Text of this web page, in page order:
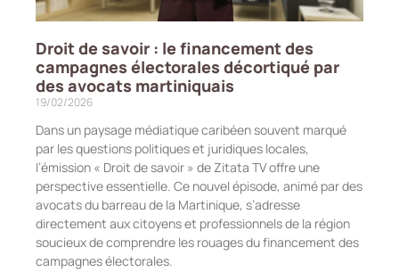
Droit de savoir : le financement des
campagnes électorales décortiqué par
des avocats martiniquais
19/02/2026
Dans un paysage médiatique caribéen souvent marqué
par les questions politiques et juridiques locales,
l’émission « Droit de savoir » de Zitata TV offre une
perspective essentielle. Ce nouvel épisode, animé par des
avocats du barreau de la Martinique, s’adresse
directement aux citoyens et professionnels de la région
soucieux de comprendre les rouages du financement des
campagnes électorales.